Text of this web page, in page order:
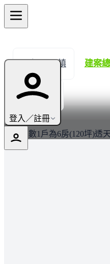
登入／註冊
← 返回平鎮 建案
實價登錄
最新
銷售倒數1戶為6房(120坪)透